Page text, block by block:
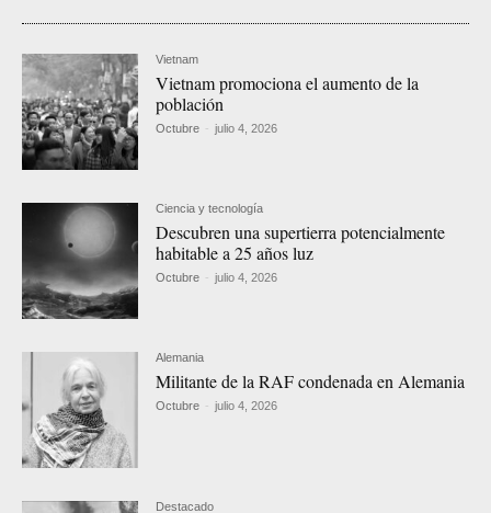
Vietnam
Vietnam promociona el aumento de la
población
Octubre - julio 4, 2026
Ciencia y tecnología
Descubren una supertierra potencialmente
habitable a 25 años luz
Octubre - julio 4, 2026
Alemania
Militante de la RAF condenada en Alemania
Octubre - julio 4, 2026
Destacado